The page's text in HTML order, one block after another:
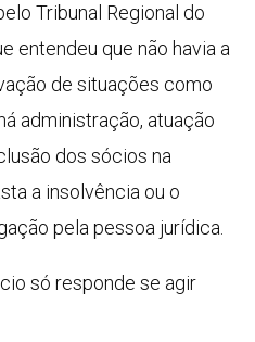
Tribunal Regional do
entendeu que não havia a
de situações como
administração, atuação
dos sócios na
a insolvência ou o
pela pessoa jurídica.
só responde se agir